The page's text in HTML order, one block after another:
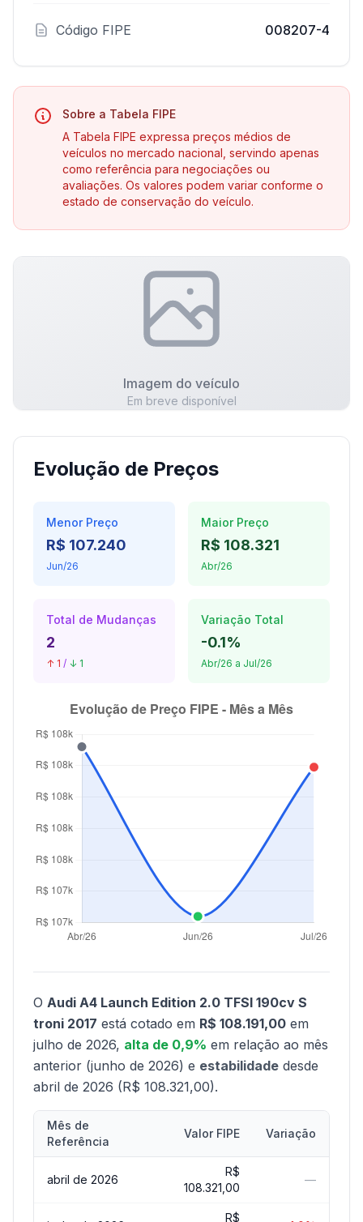
Código FIPE 008207-4
Sobre a Tabela FIPE
A Tabela FIPE expressa preços médios de
veículos no mercado nacional, servindo apenas
como referência para negociações ou
avaliações. Os valores podem variar conforme o
estado de conservação do veículo.
Imagem do veículo
Em breve disponível
Evolução de Preços
Menor Preço
R$ 107.240
Jun/26
Maior Preço
R$ 108.321
Abr/26
Total de Mudanças
2
↑ 1 / ↓ 1
Variação Total
-0.1%
Abr/26 a Jul/26
O Audi A4 Launch Edition 2.0 TFSI 190cv S
troni 2017 está cotado em R$ 108.191,00 em
julho de 2026, alta de 0,9% em relação ao mês
anterior (junho de 2026) e estabilidade desde
abril de 2026 (R$ 108.321,00).
Mês de
Referência
Valor FIPE Variação
abril de 2026
R$
108.321,00
—
R$